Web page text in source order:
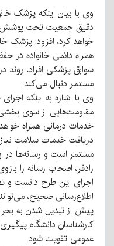
وی با بیان اینکه پزشک
دقیق جمعیت تحت پوشش
خواهد کرد، افزود: پزشک
همراه دائمی خانواده در
سوابق پزشکی افراد، روند
مستمر دنبال می‌کند.
وی با اشاره به اینکه
مقاومت‌هایی از سوی
خدمات درمانی همراه
دریافت خدمات سلامت
مستمر است و رسانه‌ها در
رادفر، اصحاب رسانه را
اجرای این طرح دانست و
اطلاع‌رسانی صحیح،
پیش از تبدیل شدن به
کارشناسان دانشگاه
عمومی تقویت شود.